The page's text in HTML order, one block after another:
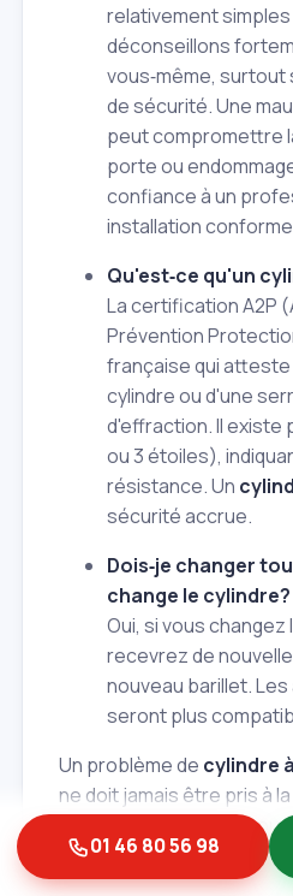
relativement
déconseillons
vous‑même, surtout
de sécurité. Une
peut compromettre
porte ou
confiance à un
installation
Qu'est‑ce qu'un
La certification A2P
Prévention
française qui
cylindre ou d'une
d'effraction. Il existe
ou 3 étoiles),
résistance. Un
sécurité accrue.
Dois‑je changer
change le cylindre?
Oui, si vous changez
recevrez de
nouveau barillet.
seront plus
Un problème de cylindre
ne doit jamais être pris à
question de sécurité
Chez Albert et Fils, nous
expertise d'artisans
01 46 80 56 98